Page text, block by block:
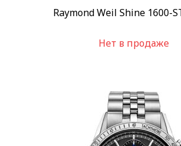
Raymond Weil Shine 1600-
Нет в продаже